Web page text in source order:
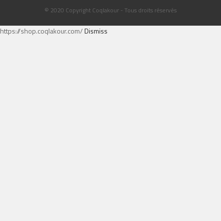
© 2020 Copyright Coqlakour - Tous droits réservés
https://shop.coqlakour.com/Dismiss